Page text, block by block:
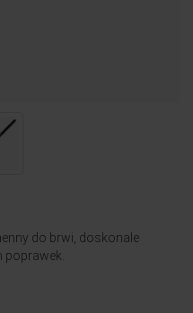
do brwi, doskonale
poprawek.